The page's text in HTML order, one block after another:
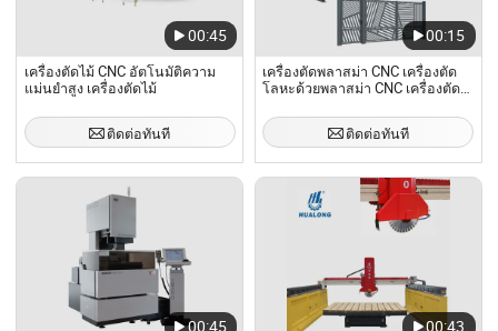
00:45
เครื่องตัดไม้ CNC อัตโนมัติความ
แม่นยำสูง เครื่องตัดไม้
ติดต่อทันที
00:15
เครื่องตัดพลาสม่า CNC เครื่องตัด
โลหะด้วยพลาสม่า CNC เครื่องตัด
คาร์บอน
ติดต่อทันที
00:45 00:43